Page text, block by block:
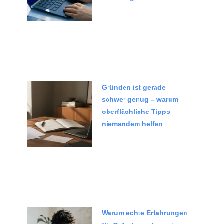
Gründen ist gerade
schwer genug – warum
oberflächliche Tipps
niemandem helfen
Warum echte Erfahrungen